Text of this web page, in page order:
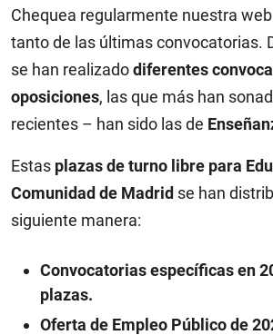
Chequea regularmente nuestra web
tanto de las últimas convocatorias.
se han realizadodiferentes
oposiciones, las que más han
recientes – han sido las de
Estas plazas de turno libre para
Comunidad de Madrid se han
siguiente manera:
Convocatorias específicas en
plazas.
Oferta de Empleo Público de